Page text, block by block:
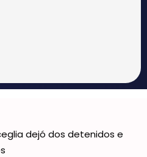
dejó dos detenidos e